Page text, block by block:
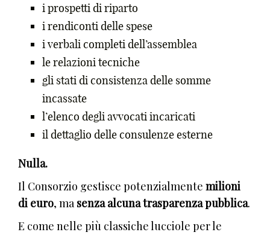
i prospetti di riparto
i rendiconti delle spese
i verbali completi dell’assemblea
le relazioni tecniche
gli stati di consistenza delle somme
incassate
l’elenco degli avvocati incaricati
il dettaglio delle consulenze esterne
Nulla.
Il Consorzio gestisce potenzialmente milioni
di euro, masenza alcuna trasparenza pubblica.
E come nelle più classiche lucciole per le